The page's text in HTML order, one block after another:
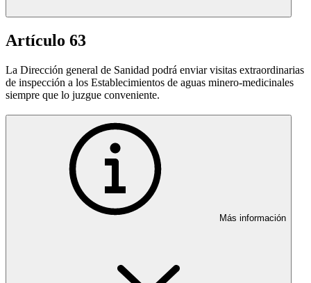
Artículo 63
La Dirección general de Sanidad podrá enviar visitas extraordinarias
de inspección a los Establecimientos de aguas minero-medicinales
siempre que lo juzgue conveniente.
Más información